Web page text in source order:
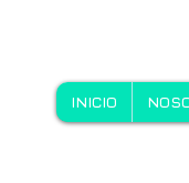
INICIO